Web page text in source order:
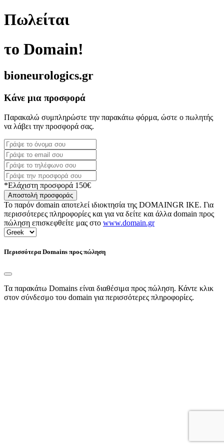
Πωλείται
το Domain!
bioneurologics.gr
Κάνε μια προσφορά
Παρακαλώ συμπληρώστε την παρακάτω φόρμα, ώστε ο πωλητής
να λάβει την προσφορά σας.
*Ελάχιστη προσφορά 150€
Αποστολή προσφοράς
Το παρόν domain αποτελεί ιδιοκτησία της DOMAINGR ΙΚΕ. Για
περισσότερες πληροφορίες και για να δείτε και άλλα domain προς
πώληση επισκεφθείτε μας στο www.domain.gr
Περισσότερα Domains προς πώληση
Τα παρακάτω Domains είναι διαθέσιμα προς πώληση. Κάντε κλικ
στον σύνδεσμο του domain για περισσότερες πληροφορίες.